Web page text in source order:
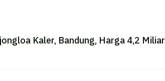
Kaler, Bandung, Harga 4,2 Miliar